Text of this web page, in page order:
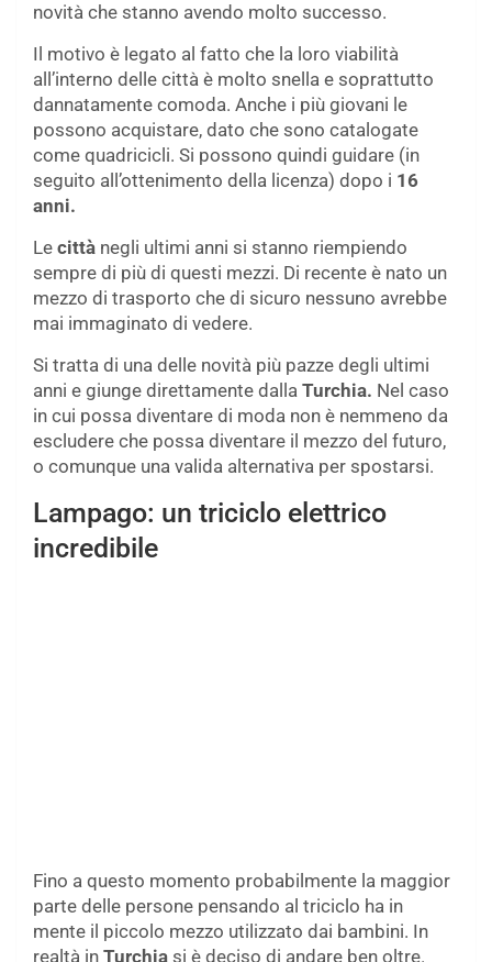
novità che stanno avendo molto successo.
Il motivo è legato al fatto che la loro viabilità
all’interno delle città è molto snella e soprattutto
dannatamente comoda. Anche i più giovani le
possono acquistare, dato che sono catalogate
come quadricicli. Si possono quindi guidare (in
seguito all’ottenimento della licenza) dopo i 16
anni.
Le città negli ultimi anni si stanno riempiendo
sempre di più di questi mezzi. Di recente è nato un
mezzo di trasporto che di sicuro nessuno avrebbe
mai immaginato di vedere.
Si tratta di una delle novità più pazze degli ultimi
anni e giunge direttamente dalla Turchia. Nel caso
in cui possa diventare di moda non è nemmeno da
escludere che possa diventare il mezzo del futuro,
o comunque una valida alternativa per spostarsi.
Lampago: un triciclo elettrico
incredibile
Fino a questo momento probabilmente la maggior
parte delle persone pensando al triciclo ha in
mente il piccolo mezzo utilizzato dai bambini. In
realtà in Turchia si è deciso di andare ben oltre.